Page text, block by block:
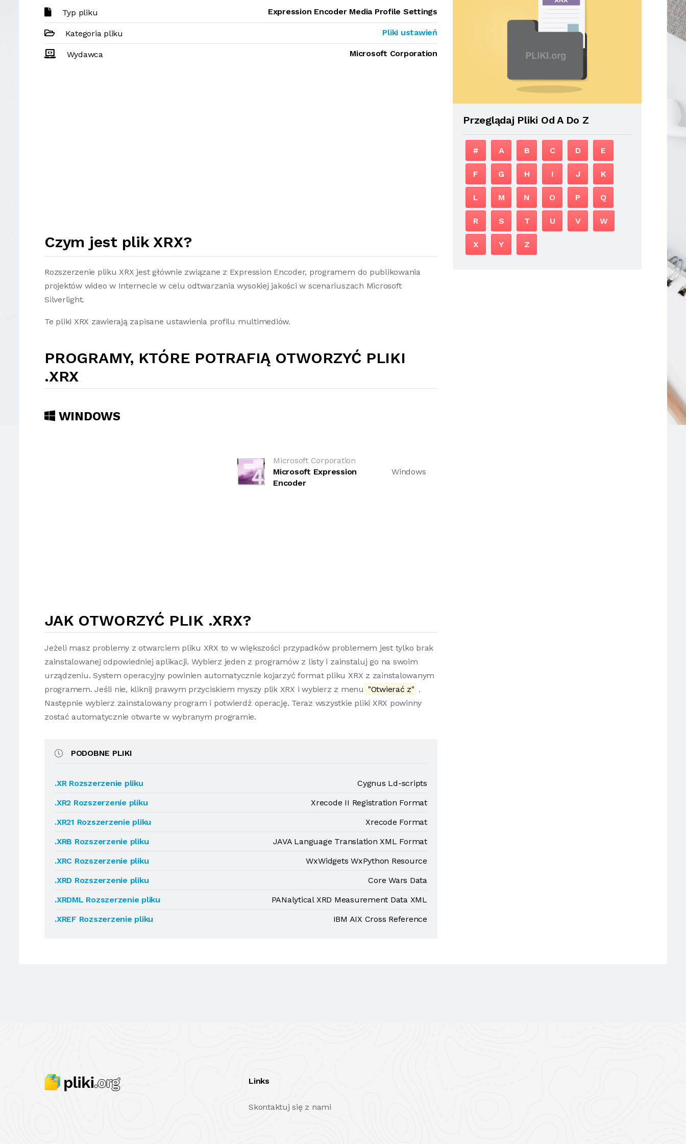
Typ pliku Expression Encoder Media Profile Settings
Kategoria pliku Pliki ustawień
Wydawca Microsoft Corporation
Czym jest plik XRX?
Rozszerzenie pliku XRX jest głównie związane z Expression Encoder, programem do publikowania
projektów wideo w Internecie w celu odtwarzania wysokiej jakości w scenariuszach Microsoft
Silverlight.
Te pliki XRX zawierają zapisane ustawienia profilu multimediów.
PROGRAMY, KTÓRE POTRAFIĄ OTWORZYĆ PLIKI
.XRX
WINDOWS
Microsoft Corporation
Microsoft Expression
Encoder
Windows
JAK OTWORZYĆ PLIK .XRX?
Jeżeli masz problemy z otwarciem pliku XRX to w większości przypadków problemem jest tylko brak
zainstalowanej odpowiedniej aplikacji. Wybierz jeden z programów z listy i zainstaluj go na swoim
urządzeniu. System operacyjny powinien automatycznie kojarzyć format pliku XRX z zainstalowanym
programem. Jeśli nie, kliknij prawym przyciskiem myszy plik XRX i wybierz z menu "Otwierać z" .
Następnie wybierz zainstalowany program i potwierdź operację. Teraz wszystkie pliki XRX powinny
zostać automatycznie otwarte w wybranym programie.
PODOBNE PLIKI
.XR Rozszerzenie pliku
Cygnus Ld-scripts
.XR2 Rozszerzenie pliku
Xrecode II Registration Format
.XR21 Rozszerzenie pliku
Xrecode Format
.XRB Rozszerzenie pliku
JAVA Language Translation XML Format
.XRC Rozszerzenie pliku
WxWidgets WxPython Resource
.XRD Rozszerzenie pliku
Core Wars Data
.XRDML Rozszerzenie pliku
PANalytical XRD Measurement Data XML
.XREF Rozszerzenie pliku
IBM AIX Cross Reference
Przeglądaj Pliki Od A Do Z
# A B C D E
F G H I J K
L M N O P Q
R S T U V W
X Y Z
Links
Skontaktuj się z nami